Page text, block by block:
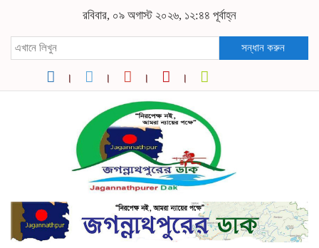
রবিবার, ০৯ অগাস্ট ২০২৬, ১২:৪৪ পূর্বাহ্ন
সন্ধান করুন